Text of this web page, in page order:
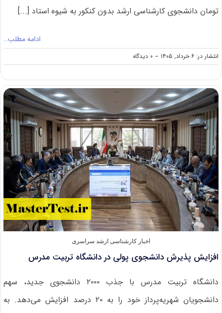
تومان دانشجوی کارشناسی ارشد بدون کنکور به شیوه استاد [...]
ادامه مطلب…
انتشار در: ۶ خرداد, ۱۴۰۵ -- ۰ دیدگاه
on
پذیرش
استاد
دانشگاه
بیرجند
۱۴۰۵
با
حقوق
ماهانه
اخبار کارشناسی ارشد سراسری
افزایش پذیرش دانشجوی پولی در دانشگاه تربیت مدرس
دانشگاه تربیت مدرس با جذب ۲۰۰۰ دانشجوی جدید، سهم
دانشجویان شهریه‌پرداز خود را به ۲۰ درصد افزایش می‌دهد. به